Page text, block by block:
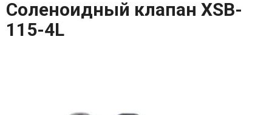
Соленоидный клапан XSB-
115-4L